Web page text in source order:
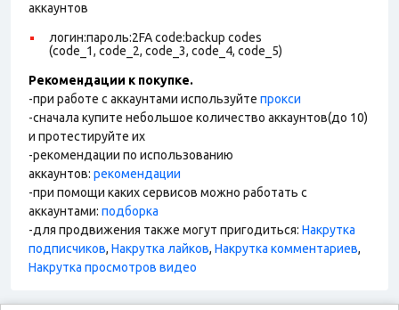
аккаунтов
логин:пароль:2FA code:backup codes
(code_1, code_2, code_3, code_4, code_5)
Рекомендации к покупке.
-при работе с аккаунтами используйте прокси
-сначала купите небольшое количество аккаунтов(до 10)
и протестируйте их
-рекомендации по использованию
аккаунтов: рекомендации
-при помощи каких сервисов можно работать с
аккаунтами: подборка
-для продвижения также могут пригодиться: Накрутка
подписчиков, Накрутка лайков, Накрутка комментариев,
Накрутка просмотров видео